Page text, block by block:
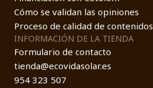
Cómo se validan las opiniones
Proceso de calidad de contenidos
INFORMACIÓN DE LA TIENDA
Formulario de contacto
tienda@ecovidasolar.es
954 323 507